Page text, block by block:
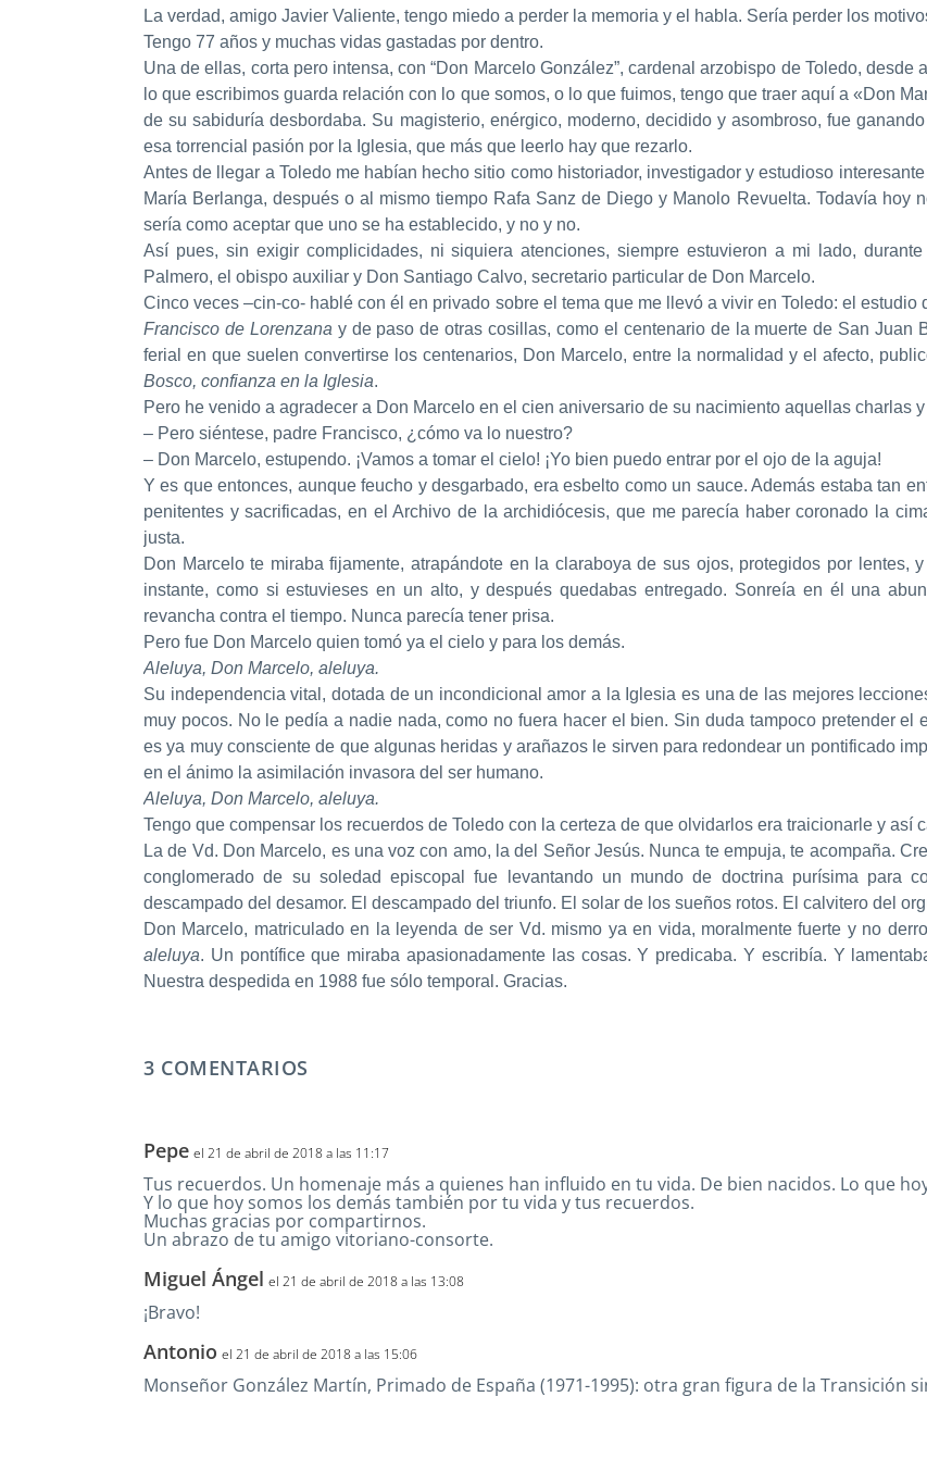
La verdad, amigo Javier Valiente, tengo miedo a perder la memoria y el habla. Sería perder los
Tengo 77 años y muchas vidas gastadas por dentro.
Una de ellas, corta pero intensa, con “Don Marcelo González”, cardenal arzobispo de Toledo,
lo que escribimos guarda relación con lo que somos, o lo que fuimos, tengo que traer aquí a «Don
de su sabiduría desbordaba. Su magisterio, enérgico, moderno, decidido y asombroso, fue
esa torrencial pasión por la Iglesia, que más que leerlo hay que rezarlo.
Antes de llegar a Toledo me habían hecho sitio como historiador, investigador y estudioso
María Berlanga, después o al mismo tiempo Rafa Sanz de Diego y Manolo Revuelta. Todavía hoy
sería como aceptar que uno se ha establecido, y no y no.
Así pues, sin exigir complicidades, ni siquiera atenciones, siempre estuvieron a mi lado,
Palmero, el obispo auxiliar y Don Santiago Calvo, secretario particular de Don Marcelo.
Cinco veces –cin-co- hablé con él en privado sobre el tema que me llevó a vivir en Toledo: el estudio
Francisco de Lorenzana y de paso de otras cosillas, como el centenario de la muerte de San Juan
ferial en que suelen convertirse los centenarios, Don Marcelo, entre la normalidad y el afecto,
Bosco, confianza en la Iglesia.
Pero he venido a agradecer a Don Marcelo en el cien aniversario de su nacimiento aquellas charlas
– Pero siéntese, padre Francisco, ¿cómo va lo nuestro?
– Don Marcelo, estupendo. ¡Vamos a tomar el cielo! ¡Yo bien puedo entrar por el ojo de la aguja!
Y es que entonces, aunque feucho y desgarbado, era esbelto como un sauce. Además estaba tan
penitentes y sacrificadas, en el Archivo de la archidiócesis, que me parecía haber coronado la
justa.
Don Marcelo te miraba fijamente, atrapándote en la claraboya de sus ojos, protegidos por lentes,
instante, como si estuvieses en un alto, y después quedabas entregado. Sonreía en él una
revancha contra el tiempo. Nunca parecía tener prisa.
Pero fue Don Marcelo quien tomó ya el cielo y para los demás.
Aleluya, Don Marcelo, aleluya.
Su independencia vital, dotada de un incondicional amor a la Iglesia es una de las mejores
muy pocos. No le pedía a nadie nada, como no fuera hacer el bien. Sin duda tampoco pretender
es ya muy consciente de que algunas heridas y arañazos le sirven para redondear un pontificado
en el ánimo la asimilación invasora del ser humano.
Aleluya, Don Marcelo, aleluya.
Tengo que compensar los recuerdos de Toledo con la certeza de que olvidarlos era traicionarle y así
La de Vd. Don Marcelo, es una voz con amo, la del Señor Jesús. Nunca te empuja, te acompaña.
conglomerado de su soledad episcopal fue levantando un mundo de doctrina purísima para
descampado del desamor. El descampado del triunfo. El solar de los sueños rotos. El calvitero del
Don Marcelo, matriculado en la leyenda de ser Vd. mismo ya en vida, moralmente fuerte y no
aleluya. Un pontífice que miraba apasionadamente las cosas. Y predicaba. Y escribía. Y
Nuestra despedida en 1988 fue sólo temporal. Gracias.
3 COMENTARIOS
Pepe el 21 de abril de 2018 a las 11:17
Tus recuerdos. Un homenaje más a quienes han influido en tu vida. De bien nacidos. Lo que
Y lo que hoy somos los demás también por tu vida y tus recuerdos.
Muchas gracias por compartirnos.
Un abrazo de tu amigo vitoriano-consorte.
Miguel Ángel el 21 de abril de 2018 a las 13:08
¡Bravo!
Antonio el 21 de abril de 2018 a las 15:06
Monseñor González Martín, Primado de España (1971-1995): otra gran figura de la Transición